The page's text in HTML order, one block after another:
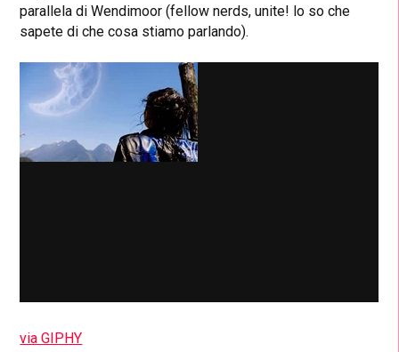
parallela di Wendimoor (fellow nerds, unite! lo so che
sapete di che cosa stiamo parlando).
via GIPHY